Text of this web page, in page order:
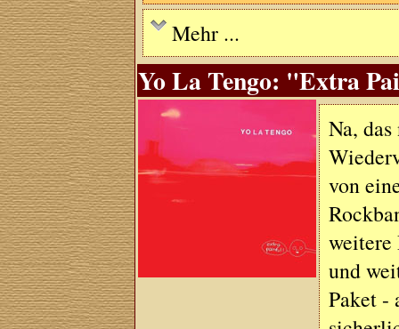
Mehr ...
Yo La Tengo: "Extra
Na,
von
und
Paket -